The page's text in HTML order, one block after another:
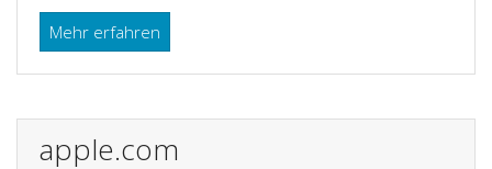
Mehr erfahren
apple.com